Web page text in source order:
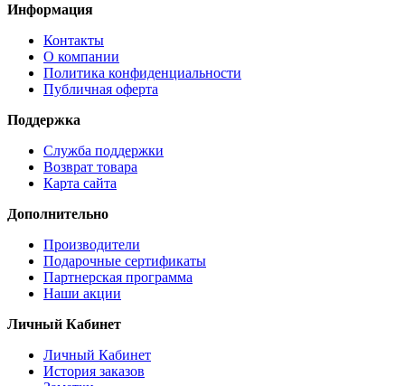
Информация
Контакты
О компании
Политика конфиденциальности
Публичная оферта
Поддержка
Служба поддержки
Возврат товара
Карта сайта
Дополнительно
Производители
Подарочные сертификаты
Партнерская программа
Наши акции
Личный Кабинет
Личный Кабинет
История заказов